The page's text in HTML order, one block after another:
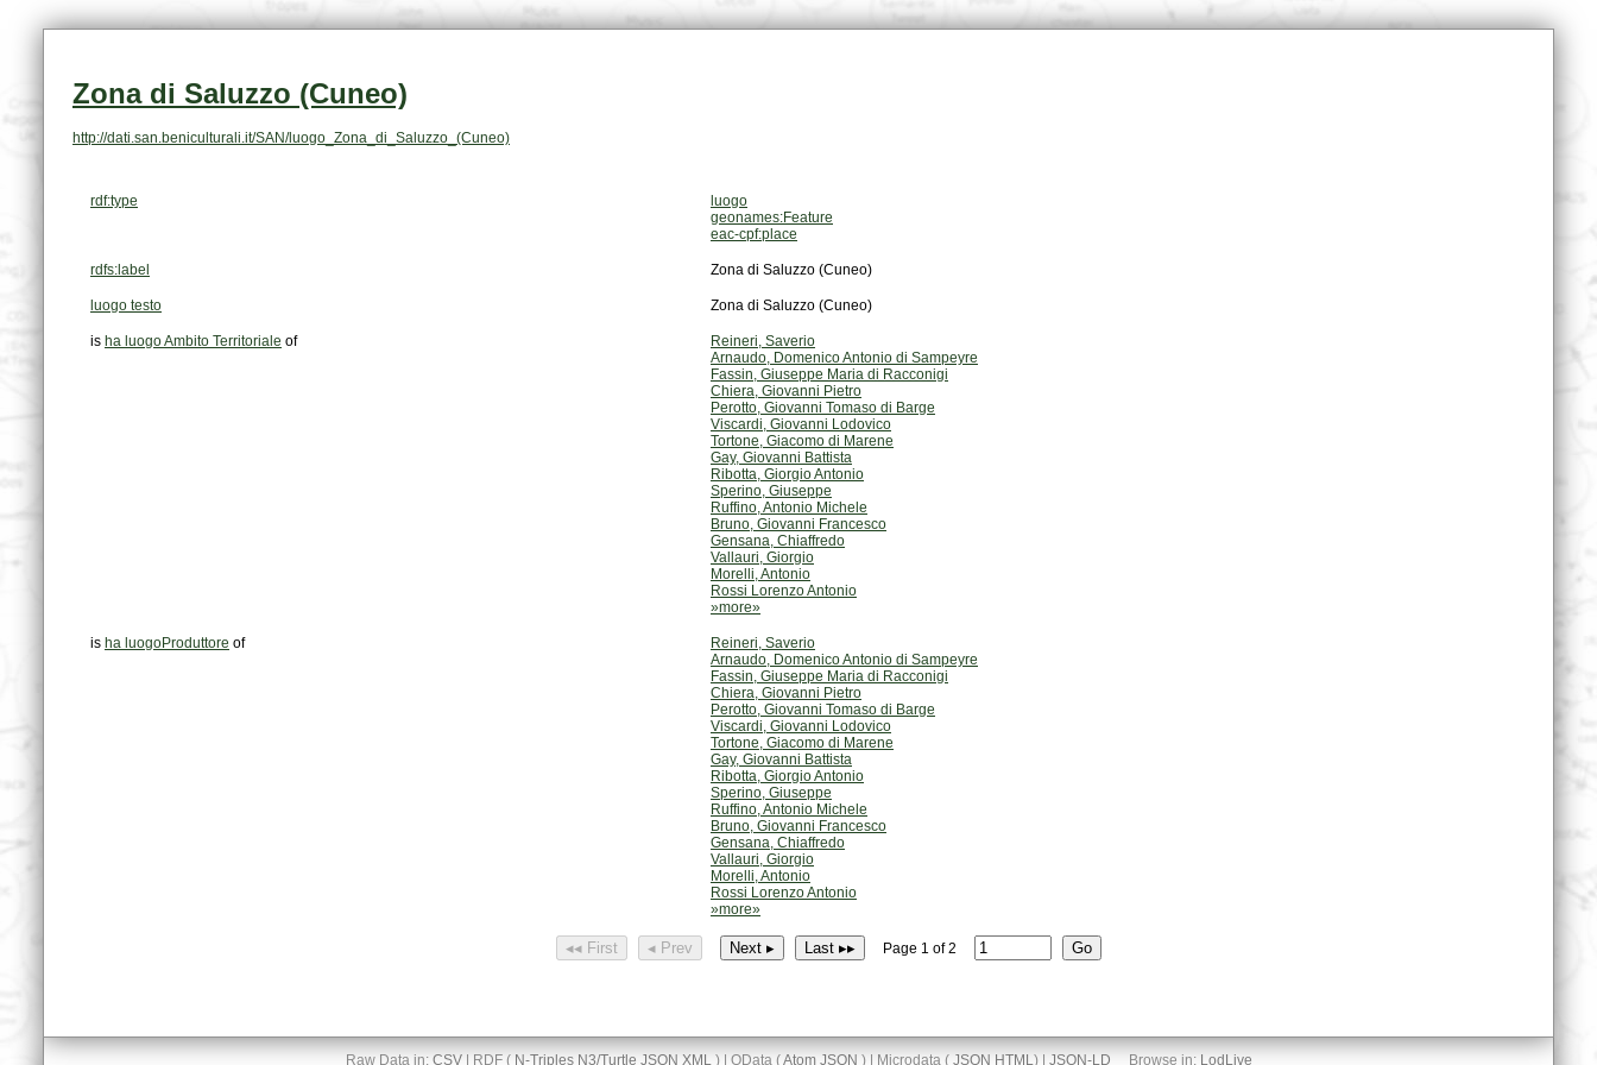
Zona di Saluzzo (Cuneo)
http://dati.san.beniculturali.it/SAN/luogo_Zona_di_Saluzzo_(Cuneo)
rdf:type
luogo
geonames:Feature
eac-cpf:place
rdfs:label Zona di Saluzzo (Cuneo)
luogo testo Zona di Saluzzo (Cuneo)
is ha luogo Ambito Territoriale of
Reineri, Saverio
Arnaudo, Domenico Antonio di Sampeyre
Fassin, Giuseppe Maria di Racconigi
Chiera, Giovanni Pietro
Perotto, Giovanni Tomaso di Barge
Viscardi, Giovanni Lodovico
Tortone, Giacomo di Marene
Gay, Giovanni Battista
Ribotta, Giorgio Antonio
Sperino, Giuseppe
Ruffino, Antonio Michele
Bruno, Giovanni Francesco
Gensana, Chiaffredo
Vallauri, Giorgio
Morelli, Antonio
Rossi Lorenzo Antonio
»more»
is ha luogoProduttore of
Reineri, Saverio
Arnaudo, Domenico Antonio di Sampeyre
Fassin, Giuseppe Maria di Racconigi
Chiera, Giovanni Pietro
Perotto, Giovanni Tomaso di Barge
Viscardi, Giovanni Lodovico
Tortone, Giacomo di Marene
Gay, Giovanni Battista
Ribotta, Giorgio Antonio
Sperino, Giuseppe
Ruffino, Antonio Michele
Bruno, Giovanni Francesco
Gensana, Chiaffredo
Vallauri, Giorgio
Morelli, Antonio
Rossi Lorenzo Antonio
»more»
◂◂ First ◂ Prev Next ▸ Last ▸▸ Page 1 of 2 Go
Raw Data in: CSV| RDF ( N-Triples N3/Turtle JSON XML) | OData (Atom JSON ) | Microdata ( JSON HTML) | JSON-LD Browse in: LodLive